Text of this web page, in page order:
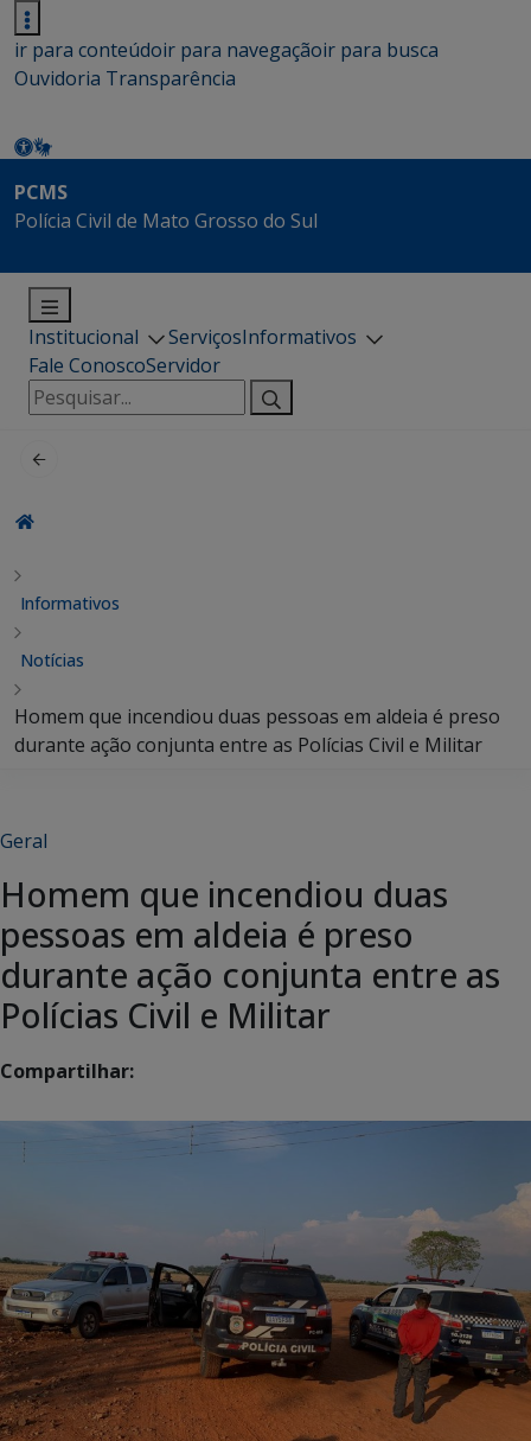
ir para conteúdoir para navegaçãoir para busca
Ouvidoria Transparência
PCMS
Polícia Civil de Mato Grosso do Sul
Institucional ServiçosInformativos
Fale ConoscoServidor
Pesquisar
por:
Informativos
Notícias
Homem que incendiou duas pessoas em aldeia é preso
durante ação conjunta entre as Polícias Civil e Militar
Geral
Homem que incendiou duas
pessoas em aldeia é preso
durante ação conjunta entre as
Polícias Civil e Militar
Compartilhar: